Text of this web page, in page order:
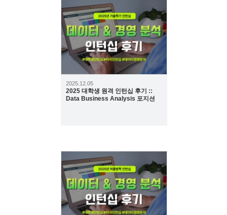
203
2025.12.05
2025 대학생 원격 인턴십 후기 ::
Data Business Analysis 포지션
318